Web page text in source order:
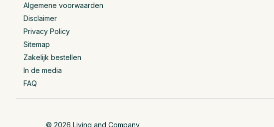
Algemene voorwaarden
Disclaimer
Privacy Policy
Sitemap
Zakelijk bestellen
In de media
FAQ
© 2026 Living and Company